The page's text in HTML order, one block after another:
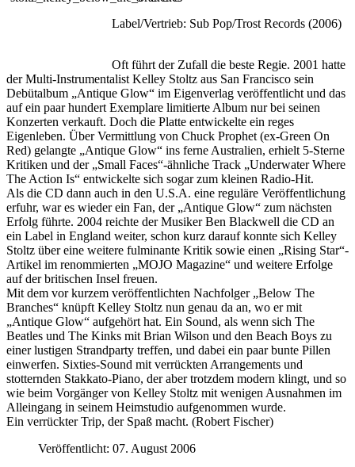
Label/Vertrieb: Sub Pop/Trost Records (2006)
Oft führt der Zufall die beste Regie. 2001 hatte
der Multi-Instrumentalist Kelley Stoltz aus San Francisco sein
Debütalbum „Antique Glow“ im Eigenverlag veröffentlicht und das
auf ein paar hundert Exemplare limitierte Album nur bei seinen
Konzerten verkauft. Doch die Platte entwickelte ein reges
Eigenleben. Über Vermittlung von Chuck Prophet (ex-Green On
Red) gelangte „Antique Glow“ ins ferne Australien, erhielt 5-Sterne
Kritiken und der „Small Faces“-ähnliche Track „Underwater Where
The Action Is“ entwickelte sich sogar zum kleinen Radio-Hit.
Als die CD dann auch in den U.S.A. eine reguläre Veröffentlichung
erfuhr, war es wieder ein Fan, der „Antique Glow“ zum nächsten
Erfolg führte. 2004 reichte der Musiker Ben Blackwell die CD an
ein Label in England weiter, schon kurz darauf konnte sich Kelley
Stoltz über eine weitere fulminante Kritik sowie einen „Rising Star“-
Artikel im renommierten „MOJO Magazine“ und weitere Erfolge
auf der britischen Insel freuen.
Mit dem vor kurzem veröffentlichten Nachfolger „Below The
Branches“ knüpft Kelley Stoltz nun genau da an, wo er mit
„Antique Glow“ aufgehört hat. Ein Sound, als wenn sich The
Beatles und The Kinks mit Brian Wilson und den Beach Boys zu
einer lustigen Strandparty treffen, und dabei ein paar bunte Pillen
einwerfen. Sixties-Sound mit verrückten Arrangements und
stotternden Stakkato-Piano, der aber trotzdem modern klingt, und so
wie beim Vorgänger von Kelley Stoltz mit wenigen Ausnahmen im
Alleingang in seinem Heimstudio aufgenommen wurde.
Ein verrückter Trip, der Spaß macht. (Robert Fischer)
Veröffentlicht: 07. August 2006